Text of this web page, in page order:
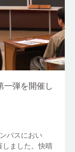
一弾を開催し
パスにおい
しました。快晴